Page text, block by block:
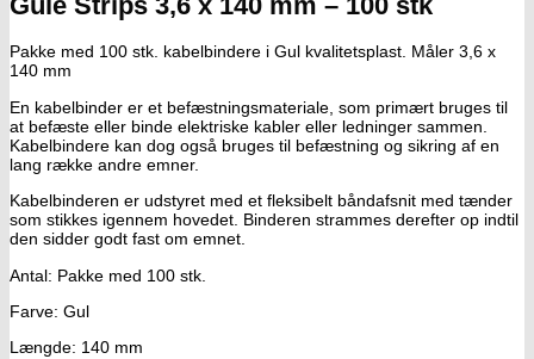
Pakke med 100 stk. kabelbindere i Gul kvalitetsplast. Måler 3,6 x
140 mm
En kabelbinder er et befæstningsmateriale, som primært bruges til
at befæste eller binde elektriske kabler eller ledninger sammen.
Kabelbindere kan dog også bruges til befæstning og sikring af en
lang række andre emner.
Kabelbinderen er udstyret med et fleksibelt båndafsnit med tænder
som stikkes igennem hovedet. Binderen strammes derefter op indtil
den sidder godt fast om emnet.
Antal: Pakke med 100 stk.
Farve: Gul
Længde: 140 mm